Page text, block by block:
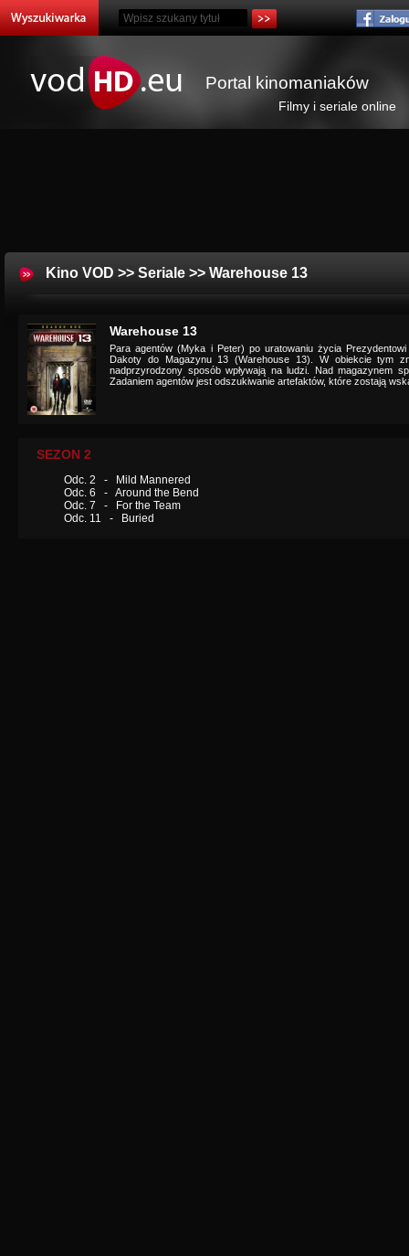
Portal kinomaniaków
Filmy i seriale online
Kino VOD >> Seriale >> Warehouse 13
Warehouse 13
Para agentów (Myka i Peter) po uratowaniu życia Prezydentowi
Dakoty do Magazynu 13 (Warehouse 13). W obiekcie tym
nadprzyrodzony sposób wpływają na ludzi. Nad magazynem
Zadaniem agentów jest odszukiwanie artefaktów, które zostają
SEZON 2
Odc. 2 - Mild Mannered
Odc. 6 - Around the Bend
Odc. 7 - For the Team
Odc. 11 - Buried